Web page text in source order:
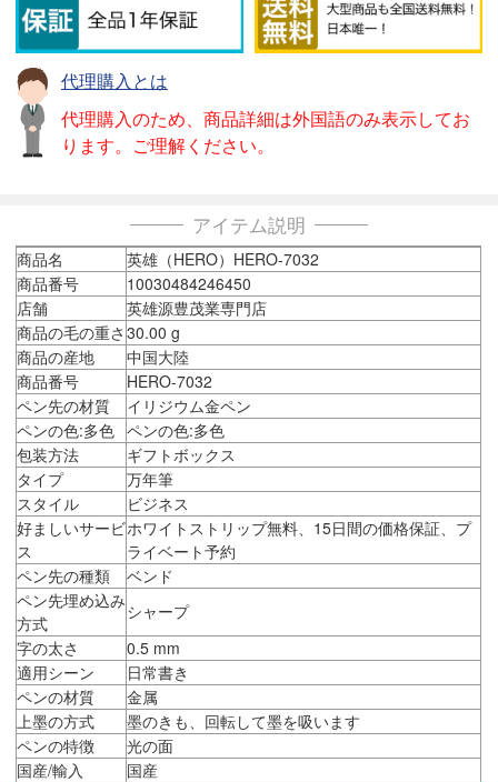
代理購入とは
代理購入のため、商品詳細は外国語のみ表示してお
ります。ご理解ください。
アイテム説明
商品名
英雄（HERO）HERO-7032
商品番号
10030484246450
店舗
英雄源豊茂業専門店
商品の毛の重さ 30.00 g
商品の産地
中国大陸
商品番号
HERO-7032
ペン先の材質
イリジウム金ペン
ペンの色:多色 ペンの色:多色
包装方法
ギフトボックス
タイプ
万年筆
スタイル
ビジネス
好ましいサービ
ス
ホワイトストリップ無料、15日間の価格保証、プ
ライベート予約
ペン先の種類
ベンド
ペン先埋め込み
方式
シャープ
字の太さ
0.5 mm
適用シーン
日常書き
ペンの材質
金属
上墨の方式
墨のきも、回転して墨を吸います
ペンの特徴
光の面
国産/輸入
国産